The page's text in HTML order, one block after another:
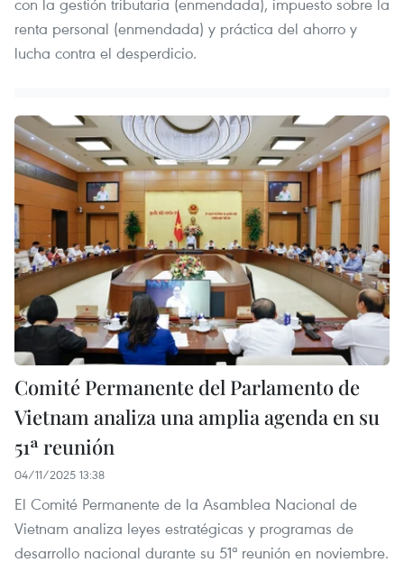
renta personal (enmendada) y práctica del ahorro y
lucha contra el desperdicio.
Comité Permanente del Parlamento de
Vietnam analiza una amplia agenda en su
51ª reunión
04/11/2025 13:38
El Comité Permanente de la Asamblea Nacional de
Vietnam analiza leyes estratégicas y programas de
desarrollo nacional durante su 51ª reunión en noviembre.